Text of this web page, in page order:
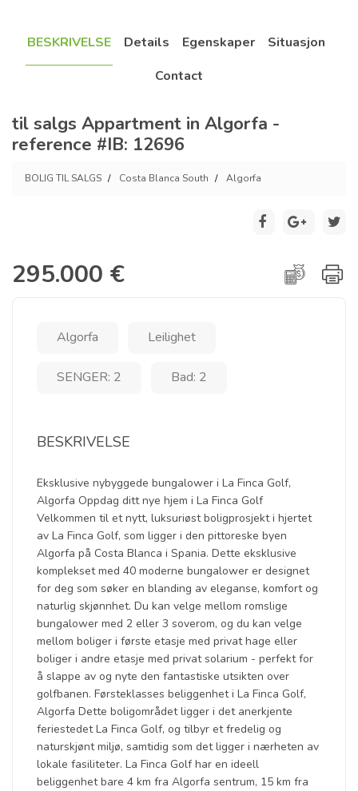
BESKRIVELSE Details Egenskaper
Situasjon
Contact
til salgs Appartment in Algorfa -
reference #IB: 12696
BOLIG TIL SALGS Costa Blanca South Algorfa
295.000 €
Algorfa Leilighet
SENGER: 2 Bad: 2
BESKRIVELSE
Eksklusive nybyggede bungalower i La Finca Golf,
Algorfa Oppdag ditt nye hjem i La Finca Golf
Velkommen til et nytt, luksuriøst boligprosjekt i hjertet
av La Finca Golf, som ligger i den pittoreske byen
Algorfa på Costa Blanca i Spania. Dette eksklusive
komplekset med 40 moderne bungalower er designet
for deg som søker en blanding av eleganse, komfort og
naturlig skjønnhet. Du kan velge mellom romslige
bungalower med 2 eller 3 soverom, og du kan velge
mellom boliger i første etasje med privat hage eller
boliger i andre etasje med privat solarium - perfekt for
å slappe av og nyte den fantastiske utsikten over
golfbanen. Førsteklasses beliggenhet i La Finca Golf,
Algorfa Dette boligområdet ligger i det anerkjente
feriestedet La Finca Golf, og tilbyr et fredelig og
naturskjønt miljø, samtidig som det ligger i nærheten av
lokale fasiliteter. La Finca Golf har en ideell
beliggenhet bare 4 km fra Algorfa sentrum, 15 km fra